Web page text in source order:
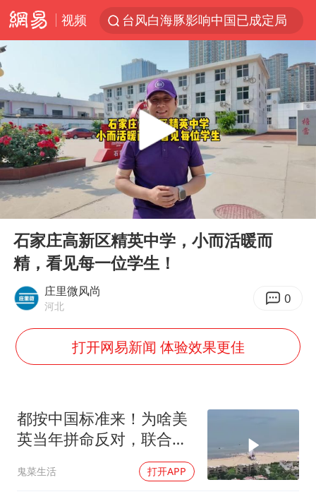
视频
台风白海豚影响中国已成定局
昆明石林火把节
外交部发言人就广岛核爆81周年等答记者问
我国编制完成新版全月地质图
80后女柜员逆袭成4200亿银行副行长
感觉全东北都在等7号
泰国一女公务员妆容引争议 本人回应
首次证实！“胶球”存在
关之琳否认与27岁模特的恋情
奋进开新局 实干挑大梁
Play
石家庄高新区精英中学，小而活暖而
精，看见每一位学生！
庄里微风尚
河北 0
打开网易新闻 体验效果更佳
都按中国标准来！为啥美
英当年拼命反对，联合国
鬼菜生活 打开APP